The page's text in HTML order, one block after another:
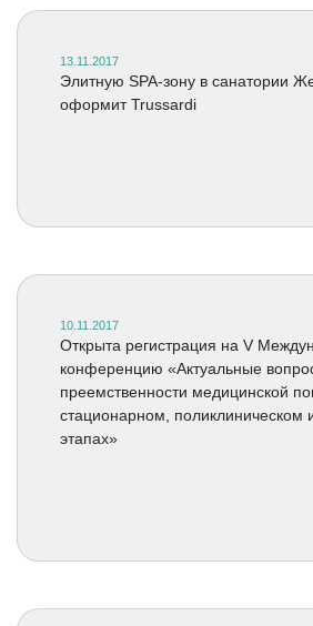
13.11.2017
Элитную SPA-зону в санатории
оформит Trussardi
10.11.2017
Открыта регистрация на V
конференцию «Актуальные
преемственности медицинской
стационарном, поликлиническом
этапах»